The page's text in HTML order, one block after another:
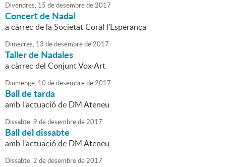
Divendres, 15 dedesembrede2017
Concert de Nadal
a càrrec de la Societat Coral l'Esperança
Dimecres, 13 dedesembrede2017
Taller de Nadales
a càrrec del Conjunt Vox·Art
Diumenge, 10 dedesembrede2017
Ball de tarda
amb l'actuació de DM Ateneu
Dissabte,9 dedesembrede2017
Ball del dissabte
amb l'actuació de DM Ateneu
Dissabte,2 dedesembrede2017